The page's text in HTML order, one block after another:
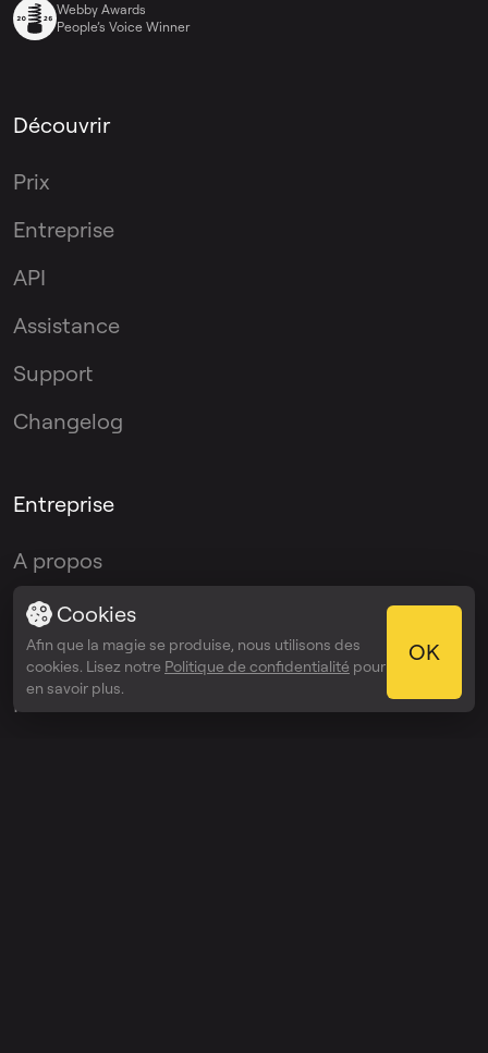
Webby Awards
People’s Voice Winner
Découvrir
Prix
Entreprise
API
Assistance
Support
Changelog
Entreprise
A propos
Blogue
Kit média
Presse
Cookies
Afin que la magie se produise, nous utilisons des
cookies. Lisez notre Politique de confidentialité pour
en savoir plus.
OK